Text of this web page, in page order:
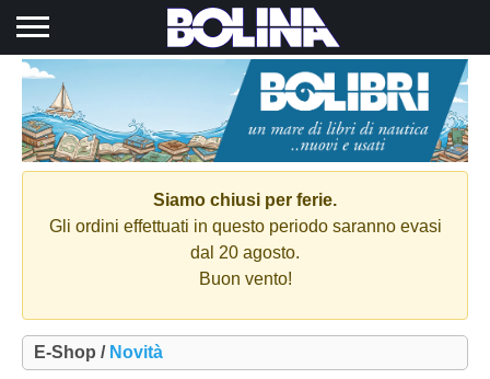
Siamo chiusi per ferie.
Gli ordini effettuati in questo periodo saranno evasi
dal 20 agosto.
Buon vento!
E-Shop / Novità